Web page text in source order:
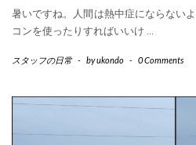
暑いですね。人間は熱中症にならない
コンを使ったりすればいいけ …
スタッフの日常 - byukondo - 0 Comments